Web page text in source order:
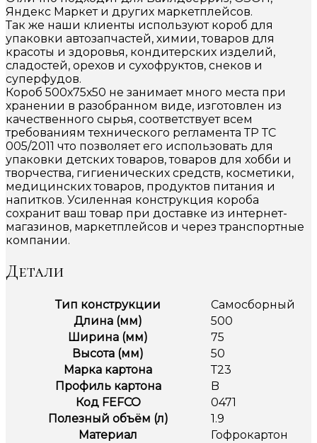
Яндекс Маркет и других маркетплейсов.
Так же наши клиенты используют короб для
упаковки автозапчастей, химии, товаров для
красоты и здоровья, кондитерских изделий,
сладостей, орехов и сухофруктов, снеков и
суперфудов.
Короб 500х75х50 не занимает много места при
хранении в разобранном виде, изготовлен из
качественного сырья, соответствует всем
требованиям технического регламента ТР ТС
005/2011 что позволяет его использовать для
упаковки детских товаров, товаров для хобби и
творчества, гигиенических средств, косметики,
медицинских товаров, продуктов питания и
напитков. Усиленная конструкция короба
сохранит ваш товар при доставке из интернет-
магазинов, маркетплейсов и через транспортные
компании.
Детали
Тип конструкции
Самосборный
Длина (мм)
500
Ширина (мм)
75
Высота (мм)
50
Марка картона
Т23
Профиль картона
B
Код FEFCO
0471
Полезный объём (л)
1.9
Материал
Гофрокартон